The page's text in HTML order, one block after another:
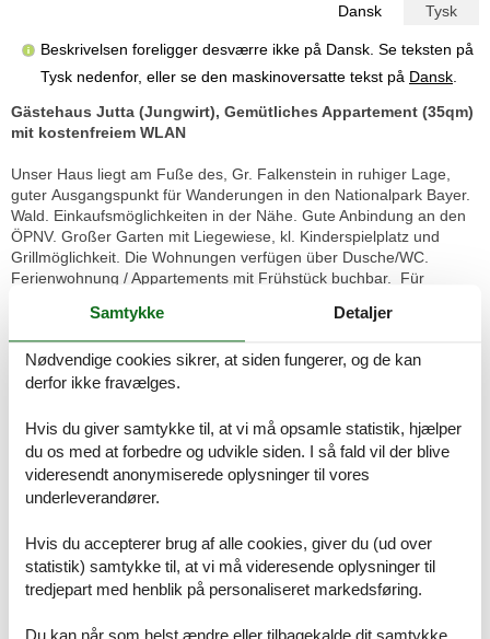
Dansk Tysk
Beskrivelsen foreligger desværre ikke på Dansk. Se teksten på
Tysk nedenfor, eller se den maskinoversatte tekst på Dansk
Gästehaus Jutta (Jungwirt), Gemütliches Appartement (35qm)
mit kostenfreiem WLAN
Unser Haus liegt am Fuße des, Gr. Falkenstein in ruhiger Lage,
guter Ausgangspunkt für Wanderungen in den Nationalpark Bayer.
Wald. Einkaufsmöglichkeiten in der Nähe. Gute Anbindung an den
ÖPNV. Großer Garten mit Liegewiese, kl. Kinderspielplatz und
Grillmöglichkeit. Die Wohnungen verfügen über Dusche/WC.
Ferienwohnung / Appartements mit Frühstück buchbar. Für
Langlaufloipen in der Nähe.
Konditionen
Stornierungen bis 14 Tage vor Anreise sind kostenfrei,
Stornierungen zwischen 14-7 Tagen vor der Anreise werden mit
50% der Gesamtkosten berechnet, Stornierungen in den 7 Tagen
vor der Anreise werden mit 100% der Gesamtkosten berechnet.
Das Appartement ist aufgeteilt in: 1 Schlafzimmer mit
Wohnbereich, seperaten Kochbereich, DU / WC / SAT / TV / W-LAN
und Balkon.
Konditionen
Samtykke Detaljer
Nødvendige cookies sikrer, at siden fungerer, og de kan
derfor ikke fravælges.
Hvis du giver samtykke til, at vi må opsamle statistik, hjælper
du os med at forbedre og udvikle siden. I så fald vil der blive
videresendt anonymiserede oplysninger til vores
underleverandører.
Hvis du accepterer brug af alle cookies, giver du (ud over
statistik) samtykke til, at vi må videresende oplysninger til
tredjepart med henblik på personaliseret markedsføring.